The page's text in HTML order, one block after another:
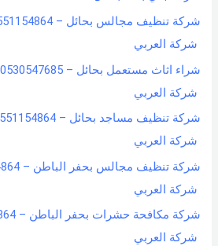
شركة العربي
شركة العربي
شركة العربي
شركة العربي
شركة العربي